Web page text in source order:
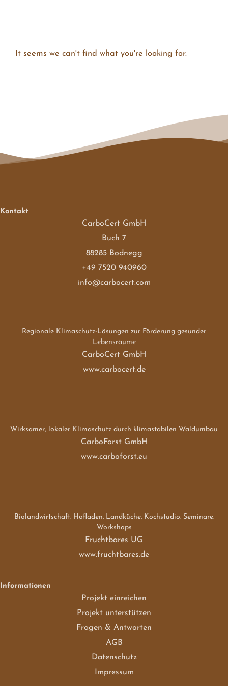
It seems we can't find what you're looking for.
Kontakt
CarboCert GmbH
Buch 7
88285 Bodnegg
+49 7520 940960
info@carbocert.com
Regionale Klimaschutz-Lösungen zur Förderung gesunder
Lebensräume
CarboCert GmbH
www.carbocert.de
Wirksamer, lokaler Klimaschutz durch klimastabilen Waldumbau
CarboForst GmbH
www.carboforst.eu
Biolandwirtschaft. Hofladen. Landküche. Kochstudio. Seminare.
Workshops
Fruchtbares UG
www.fruchtbares.de
Informationen
Projekt einreichen
Projekt unterstützen
Fragen & Antworten
AGB
Datenschutz
Impressum